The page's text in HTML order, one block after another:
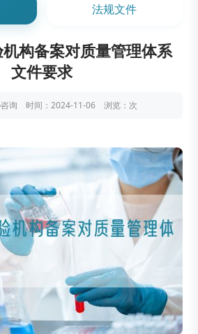
法规文件
构备案对质量管理体系
文件要求
咨询 时间：2024-11-06 浏览： 次